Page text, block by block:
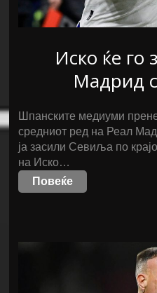
Иско ќе го
Мадрид
Шпанските медиуми
средниот ред на Реал
ја засили Севиља по
на Иско…
Повеќе